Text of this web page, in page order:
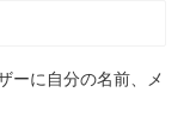
ーに自分の名前、メ